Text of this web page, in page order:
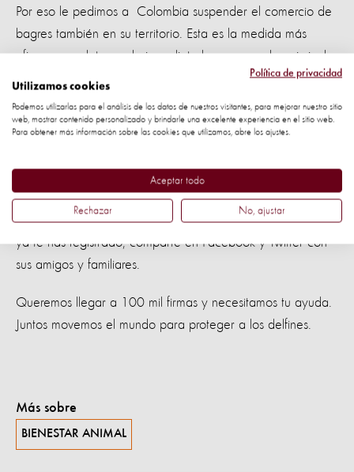
Por eso le pedimos a Colombia suspender el comercio de
bagres también en su territorio. Esta es la medida más
eficaz para detener de inmediato la caza cruel y criminal
de los delfines.
Gracias a todos los que participaron en esta campaña,
pero todavía queda mucho por delante hasta llegar a
No hay que desanimarse. Si usted no ha firmado la
petición, visite ahora:www.yoprotejoaldelfinrosado.orgSi
ya te has registrado, comparte en Facebook y Twitter con
sus amigos y familiares.
Queremos llegar a 100 mil firmas y necesitamos tu ayuda.
Juntos movemos el mundo para proteger a los delfines.
Más sobre
BIENESTAR ANIMAL
Política de privacidad
Utilizamos cookies
Podemos utilizarlas para el análisis de los datos de nuestros visitantes, para mejorar nuestro sitio
web, mostrar contenido personalizado y brindarle una excelente experiencia en el sitio web.
Para obtener más información sobre las cookies que utilizamos, abre los ajustes.
Aceptar todo
Rechazar No, ajustar